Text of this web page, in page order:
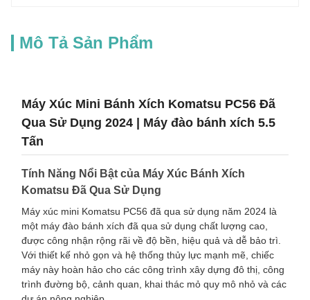
Mô Tả Sản Phẩm
Máy Xúc Mini Bánh Xích Komatsu PC56 Đã
Qua Sử Dụng 2024 | Máy đào bánh xích 5.5
Tấn
Tính Năng Nổi Bật của Máy Xúc Bánh Xích
Komatsu Đã Qua Sử Dụng
Máy xúc mini Komatsu PC56 đã qua sử dụng năm 2024 là
một máy đào bánh xích đã qua sử dụng chất lượng cao,
được công nhận rộng rãi về độ bền, hiệu quả và dễ bảo trì.
Với thiết kế nhỏ gọn và hệ thống thủy lực mạnh mẽ, chiếc
máy này hoàn hảo cho các công trình xây dựng đô thị, công
trình đường bộ, cảnh quan, khai thác mỏ quy mô nhỏ và các